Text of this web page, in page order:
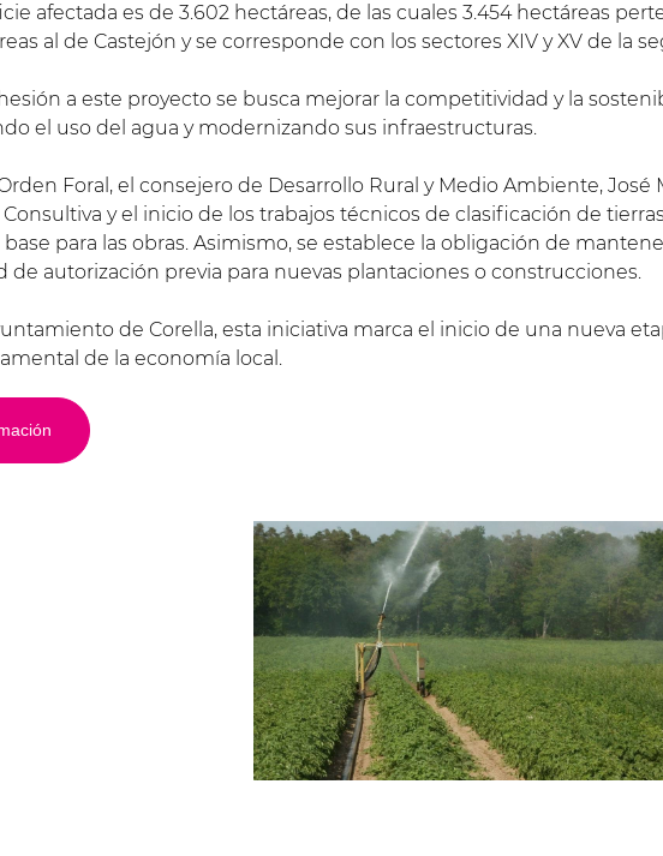
afectada es de 3.602 hectáreas, de las cuales 3.454 hectáreas
al de Castejón y se corresponde con los sectores XIV y XV de la
a este proyecto se busca mejorar la competitividad y la
el uso del agua y modernizando sus infraestructuras.
Foral, el consejero de Desarrollo Rural y Medio Ambiente,
y el inicio de los trabajos técnicos de clasificación de
base para las obras. Asimismo, se establece la obligación de
de autorización previa para nuevas plantaciones o construcciones.
de Corella, esta iniciativa marca el inicio de una nueva
de la economía local.